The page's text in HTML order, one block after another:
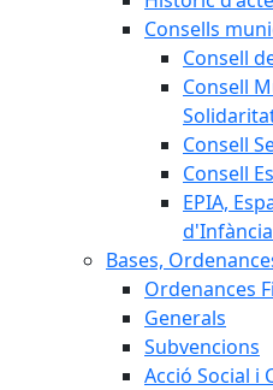
Consells
Consell
Consell
Consell
Consell
EPIA,
Bases,
Ordenances
Generals
Subvencions
Acció Social i